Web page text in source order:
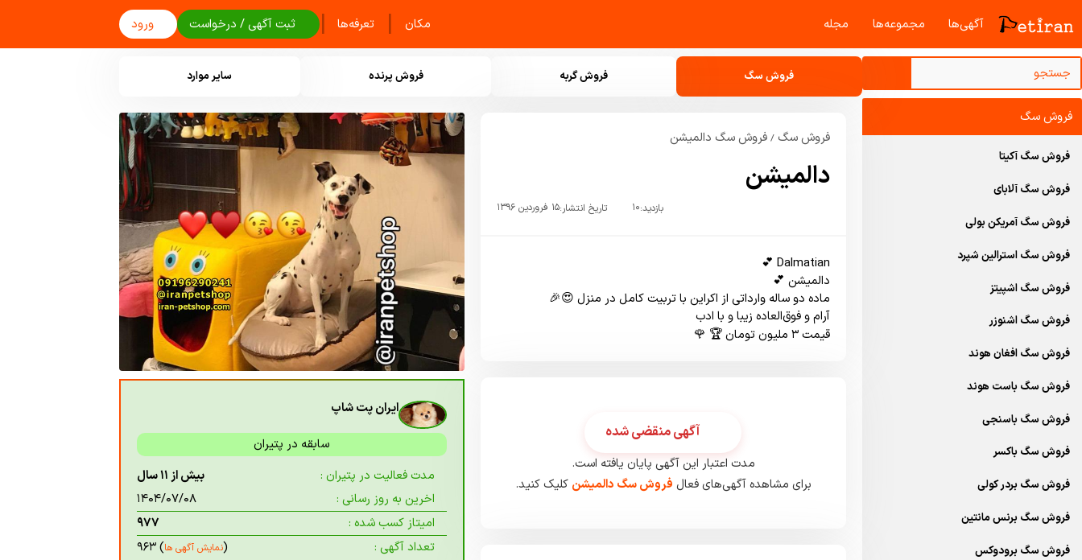
آگهی‌ها مجموعه‌ها مجله‌ مکان | تعرفه‌ها | ثبت آگهی / درخواست ورود
فروش سگ
فروش سگ آکیتا
فروش سگ آلابای
فروش سگ آمریکن بولی
فروش سگ استرالین شپرد
فروش سگ اشپیتز
فروش سگ اشنوزر
فروش سگ افغان هوند
فروش سگ باست هوند
فروش سگ باسنجی
فروش سگ باکسر
فروش سگ بردر کولی
فروش سگ برنس مانتین
فروش سگ برودوکس
فروش سگ فروش گربه فروش پرنده سایر موارد
فروش سگ /فروش سگ دالمیشن
دالمیشن
تاریخ انتشار:۱۵ فروردین ۱۳۹۶ بازدید:۱۰
قیمت ۳ ملیون تومان 🏆 🌹
آگهی منقضی شده
مدت اعتبار این آگهی پایان یافته است.
برای مشاهده آگهی‌های فعال فروش سگ دالمیشن کلیک کنید.
ایران پت شاپ
سابقه در پتیران
مدت فعالیت در پتیران :
بیش از ۱۱ سال
اخرین به روز رسانی :
۱۴۰۴/۰۷/۰۸
امیتاز کسب شده :
۹۷۷
تعداد آگهی :
(نمایش آگهی ها) ۹۶۳